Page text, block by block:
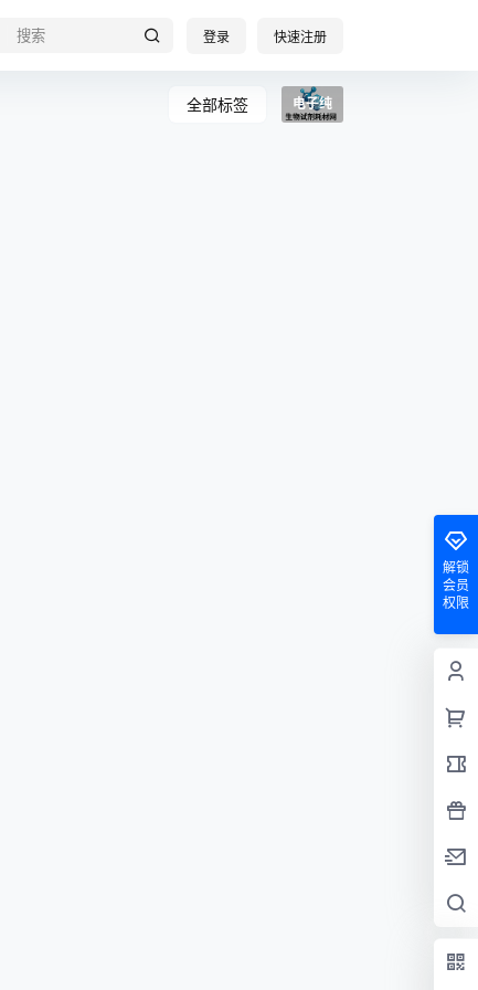
登录 快速注册
全部标签 电子纯
解锁
会员
权限